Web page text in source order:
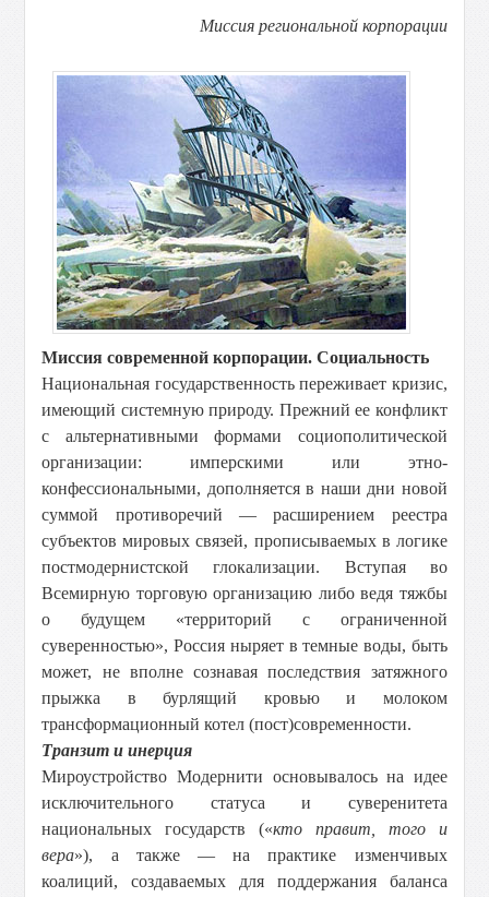
Миссия региональной корпорации
Миссия современной корпорации. Социальность
Национальная государственность переживает кризис,
имеющий системную природу. Прежний ее конфликт
с альтернативными формами социополитической
организации: имперскими или этно-
конфессиональными, дополняется в наши дни новой
суммой противоречий — расширением реестра
субъектов мировых связей, прописываемых в логике
постмодернистской глокализации. Вступая во
Всемирную торговую организацию либо ведя тяжбы
о будущем «территорий с ограниченной
суверенностью», Россия ныряет в темные воды, быть
может, не вполне сознавая последствия затяжного
прыжка в бурлящий кровью и молоком
трансформационный котел (пост)современности.
Транзит и инерция
Мироустройство Модернити основывалось на идее
исключительного статуса и суверенитета
национальных государств («кто правит, того и
вера»), а также — на практике изменчивых
коалиций, создаваемых для поддержания баланса